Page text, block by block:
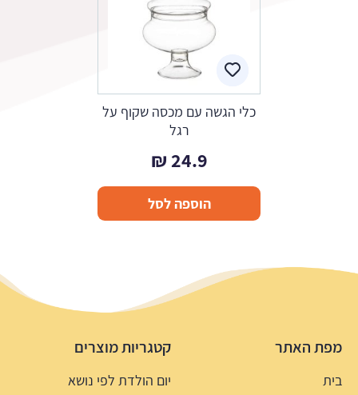
כלי הגשה עם מכסה שקוף על
רגל
24.9
₪
הוספה לסל
מפת האתר
בית
קטגריות מוצרים
יום הולדת לפי נושא